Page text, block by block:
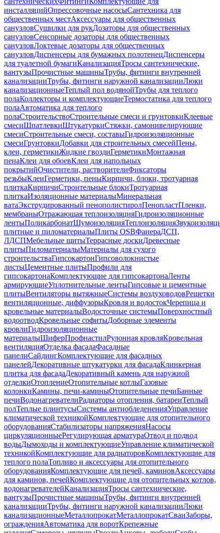
инсталляцийОпрессовочные насосыСантехника для
общественных местАксессуары для общественных
санузловСушилки для рукДозаторы для общественных
санузловСенсорные дозаторы для общественных
санузловЛоктевые дозаторы для общественных
санузловДиспенсеры для бумажных полотенецДиспенсеры
для туалетной бумагиКанализацияТросы сантехнические,
вантузыПрочистные машиныТрубы, фитинги внутренней
канализацииТрубы, фитинги наружной канализацииЛюки
канализационныеТеплый пол водянойТрубы для теплого
полаКоллекторы и комплектующиеТермостатика для теплого
полаАвтоматика для теплого
полаСтроительствоСтроительные смеси и грунтовкиКлеевые
смесиШпатлевкиШтукатуркиСтяжки, самонивелирующие
смесиСтроительные смеси, составыГидроизоляционные
смесиГрунтовкиДобавки для строительных смесейПены,
клеи, герметикиЖидкие гвоздиГерметикиМонтажная
пенаКлеи для обоевКлеи для напольных
покрытийОчистители, растворителиФиксаторы
резьбыКлеиГерметики, пеныКирпичи, блоки, тротуарная
плиткаКирпичиСтроительные блокиТротуарная
плиткаИзоляционные материалыМинеральная
ватаЭкструдированный пенополистиролПенопластПленки,
мембраныОтражающая теплоизоляцияГидроизоляционные
лентыПоликарбонатШумоизоляцияТеплоизоляция
плитные и пиломатериалыПлиты OSBФанераДСП,
ЛДСПМебельные щитыТеррасные доскиДревесные
плитыПиломатериалыМатериалы для сухого
строительстваГипсокартонГипсоволокнистые
листыЦементные плитыПрофили для
гипсокартонаКомплектующие для гипсокартонаЛенты
армирующиеУплотнительные лентыГипсовые и цементные
плитыВентиляторы вытяжныеСистемы воздуховодовРешетки
вентиляционные, диффузорыКровля и водостокЧерепица и
кровельные материалыВодосточные системыПоверхностный
водоотводКровельные софитыДоборные элементы
кровлиГидроизоляционные
материалыШиферПрофнастилРулонная кровляКровельная
вентиляцияОтделка фасадаФасадные
панелиСайдингКомплектующие для фасадных
панелейДекоративные штукатурки для фасадаКлинкерная
плитка для фасадаДекоративный камень для наружной
отделкиОтоплениеОтопительные котлыГазовые
колонкиКамины, печи-каминыОтопительные печиБанные
печиВодонагревателиРадиаторы отопления, батареиТеплый
полТеплые плинтусыСистемы антиобледененияУправление
климатической техникойКомплектующие для отопительного
оборудованияСтабилизаторы напряженияНасосы
циркуляционныеРегулирующая арматураОтвод и подвод
водыДымоходы и комплектующиеУправление климатической
техникойКомплектующие для радиаторовКомплектующие для
теплого полаТопливо и аксессуары для отопительного
оборудованияКомплектующие для печей, каминовАксессуары
для каминов, печейКомплектующие для отопительных котлов,
водонагревателейКанализацияТросы сантехнические,
вантузыПрочистные машиныТрубы, фитинги внутренней
канализацииТрубы, фитинги наружной канализацииЛюки
канализационныеМеталлопрокатМеталлопрокатСваиЗаборы,
огражденияАвтоматика для воротКрепежные